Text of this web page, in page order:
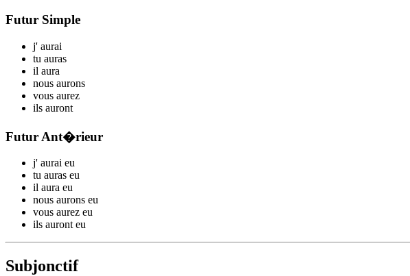
Futur Simple
j' aurai
tu auras
il aura
nous aurons
vous aurez
ils auront
Futur Ant�rieur
j' aurai eu
tu auras eu
il aura eu
nous aurons eu
vous aurez eu
ils auront eu
Subjonctif